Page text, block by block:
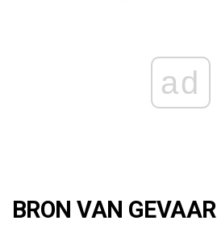
ad
BRON VAN GEVAAR